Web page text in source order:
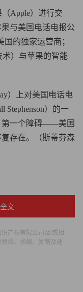
Apple）进行交
与美国电话电报公
的独家运营商；
术）与苹果的智能
）上对美国电话电
Stephenson）的一
第一个障碍——美国
存在。（斯蒂芬森
和Verizon的网络
）一份被泄漏的报
姓名的知情人士的
文
产权有限公司及/或相
载、摘编、复制及建